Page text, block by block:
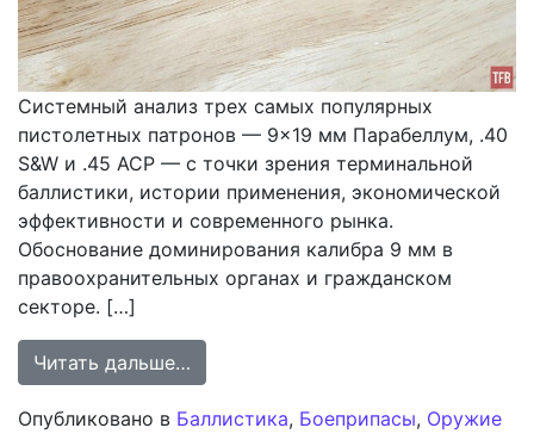
Системный анализ трех самых популярных
пистолетных патронов — 9×19 мм Парабеллум, .40
S&W и .45 ACP — с точки зрения терминальной
баллистики, истории применения, экономической
эффективности и современного рынка.
Обоснование доминирования калибра 9 мм в
правоохранительных органах и гражданском
секторе. […]
Читать дальше…
Опубликовано в Баллистика, Боеприпасы, Оружие